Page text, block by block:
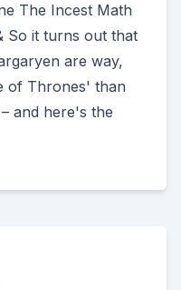
The Incest Math
So it turns out that
are way,
of Thrones' than
and here's the